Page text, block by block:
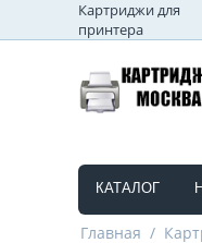
Картриджи для
принтера
КАТАЛОГ
Главная /